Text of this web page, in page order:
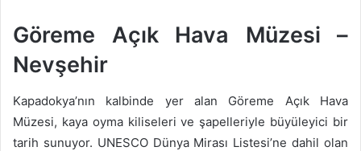
Göreme Açık Hava Müzesi –
Nevşehir
Kapadokya’nın kalbinde yer alan Göreme Açık Hava
Müzesi, kaya oyma kiliseleri ve şapelleriyle büyüleyici bir
tarih sunuyor. UNESCO Dünya Mirası Listesi’ne dahil olan